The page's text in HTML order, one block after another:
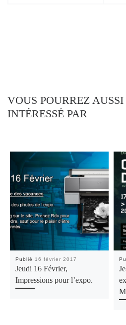
VOUS POURREZ AUSSI
INTÉRESSÉ PAR
Publié 16 février 2017
Jeudi 16 Février,
Impressions pour l’expo.